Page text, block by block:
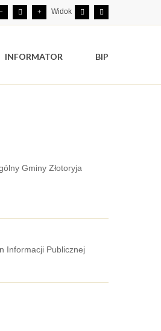
Widok
INFORMATOR BIP
Gminy Złotoryja
Informacji Publicznej